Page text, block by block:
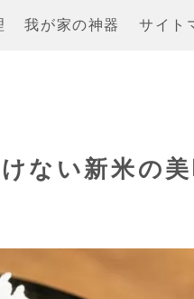
我が家の神器 サイト
ない新米の美